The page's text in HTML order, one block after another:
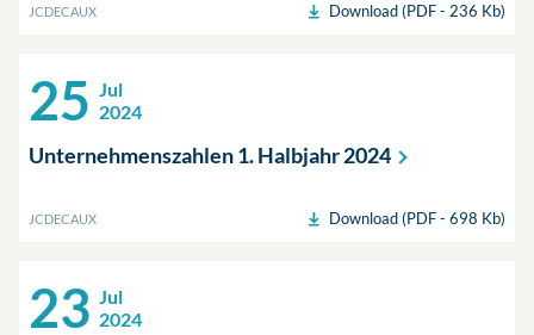
JCDECAUX Download (PDF - 236 Kb)
25 Jul
2024
Unternehmenszahlen 1. Halbjahr2024
JCDECAUX Download (PDF - 698 Kb)
23 Jul
2024